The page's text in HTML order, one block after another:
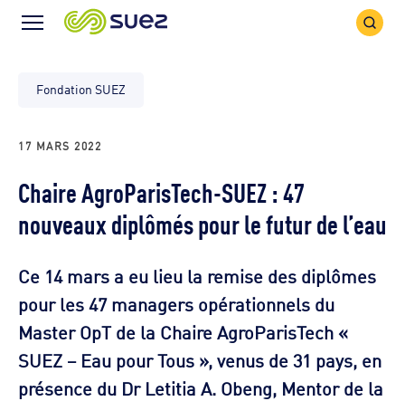
Icône
Icône
Fondation SUEZ
17 MARS 2022
Chaire AgroParisTech-SUEZ : 47
nouveaux diplômés pour le futur de l’eau
Ce 14 mars a eu lieu la remise des diplômes
pour les 47 managers opérationnels du
Master OpT de la Chaire AgroParisTech «
SUEZ – Eau pour Tous », venus de 31 pays, en
présence du Dr Letitia A. Obeng, Mentor de la